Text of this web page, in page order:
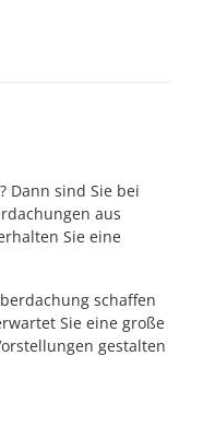
Dann sind Sie bei
aus
Sie eine
schaffen
Sie eine große
gestalten